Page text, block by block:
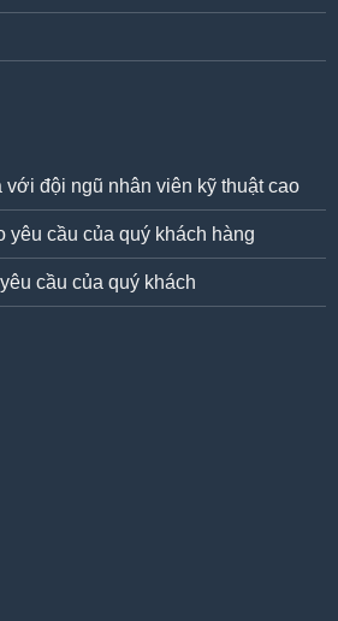
với đội ngũ nhân viên kỹ thuật cao
yêu cầu của quý khách hàng
cầu của quý khách